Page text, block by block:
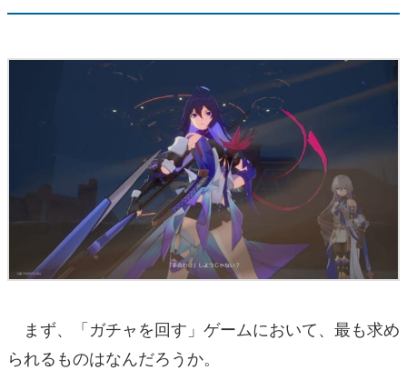
まず、「ガチャを回す」ゲームにおいて、最も求め
られるものはなんだろうか。